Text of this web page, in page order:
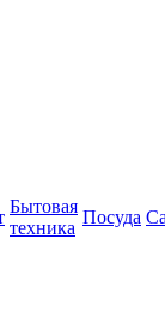
Бытовая
техника
Посуда